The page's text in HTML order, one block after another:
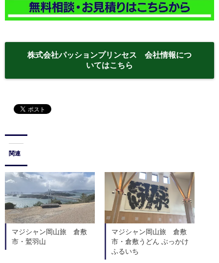
株式会社パッションプリンセス 会社情報につ
いてはこちら
関連
マジシャン岡山旅 倉敷
市・鷲羽山
マジシャン岡山旅 倉敷
市・倉敷うどん ぶっかけ
ふるいち